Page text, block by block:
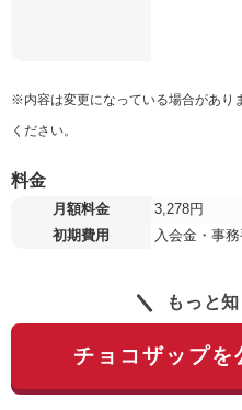
※内容は変更になっている場合があり
ください。
料金
月額料金
3,278円
初期費用
入会金・事
もっと
チョコザップを